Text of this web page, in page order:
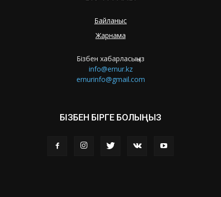
Байланыс
Жарнама
Бізбен хабарласыңыз
info@ernur.kz
ernurinfo@gmail.com
БІЗБЕН БІРГЕ БОЛЫҢЫЗ